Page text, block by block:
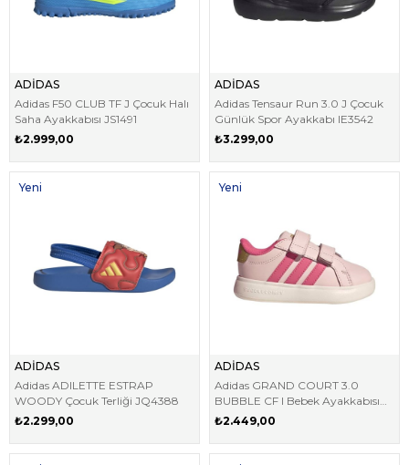
ADİDAS
Adidas F50 CLUB TF J Çocuk Halı
Saha Ayakkabısı JS1491
₺2.999,00
ADİDAS
Adidas Tensaur Run 3.0 J Çocuk
Günlük Spor Ayakkabı IE3542
₺3.299,00
ADİDAS
Adidas ADILETTE ESTRAP
WOODY Çocuk Terliği JQ4388
₺2.299,00
Yeni
ADİDAS
Adidas GRAND COURT 3.0
BUBBLE CF I Bebek Ayakkabısı
KI3238
₺2.449,00
Yeni